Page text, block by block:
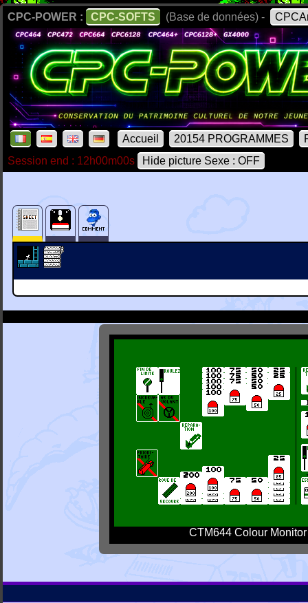
CPC-POWER : CPC-SOFTS (Base de données) -
Accueil 20154 PROGRAMMES
Session end : 12h00m00s
Hide picture Sexe : OFF
CTM644 Colour Monitor